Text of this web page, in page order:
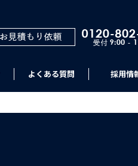
よくある質問 採用情